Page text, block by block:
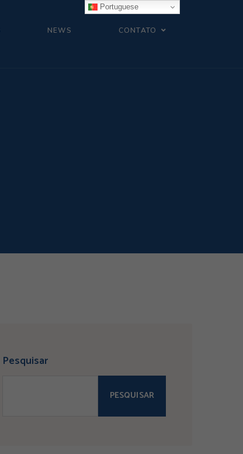
NEWS CONTATO
Pesquisar
PESQUISAR
Portuguese